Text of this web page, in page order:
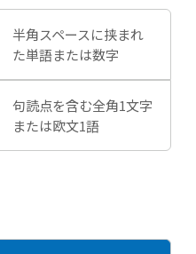
半角スペースに挟まれ
た単語または数字
句読点を含む全角1文字
または欧文1語